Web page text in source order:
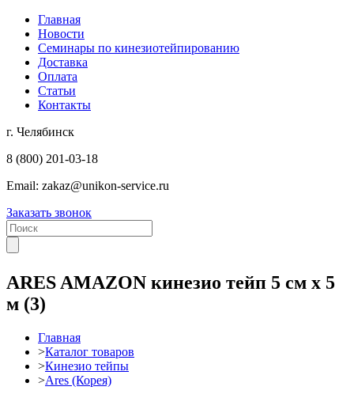
Главная
Новости
Семинары по кинезиотейпированию
Доставка
Оплата
Статьи
Контакты
г. Челябинск
8 (800) 201-03-18
Email: zakaz@unikon-service.ru
Заказать звонок
ARES AMAZON кинезио тейп 5 см х 5
м (3)
Главная
>Каталог товаров
>Кинезио тейпы
>Ares (Корея)